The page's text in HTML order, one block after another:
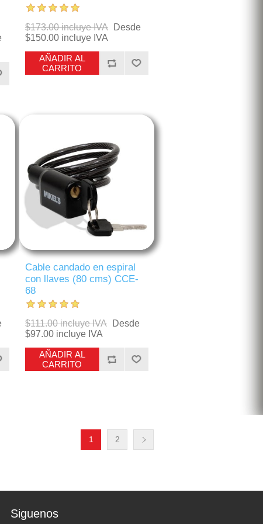
$173.00 incluye IVA
Desde
$150.00 incluye IVA
AÑADIR AL
CARRITO
Cable candado en espiral
con llaves (80 cms) CCE-
68
$111.00 incluye IVA
Desde
$97.00 incluye IVA
AÑADIR AL
CARRITO
1 2
Siguenos